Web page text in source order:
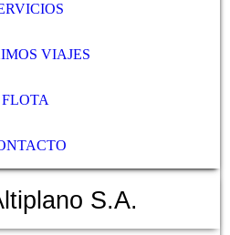
VIAJES
FLOTA
S.A.